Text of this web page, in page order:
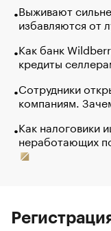
Выживают
избавляются от
Как банк
кредиты
Сотрудники
компаниям.
Как налоговики
неработающих